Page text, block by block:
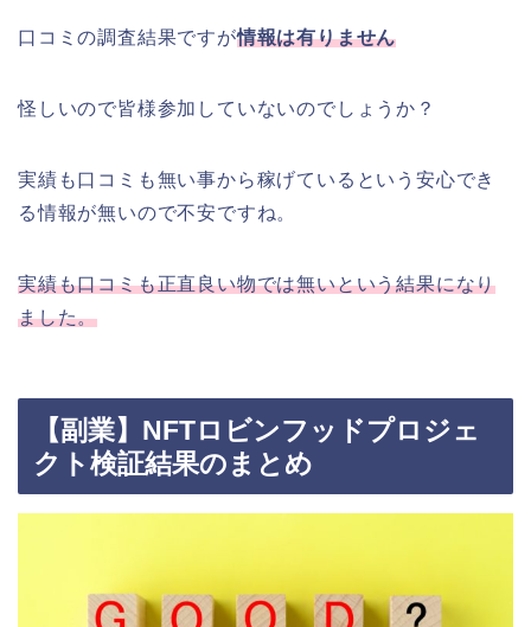
口コミの調査結果ですが情報は有りません
怪しいので皆様参加していないのでしょうか？
実績も口コミも無い事から稼げているという安心でき
る情報が無いので不安ですね。
実績も口コミも正直良い物では無いという結果になり
ました。
【副業】NFTロビンフッドプロジェ
クト検証結果のまとめ